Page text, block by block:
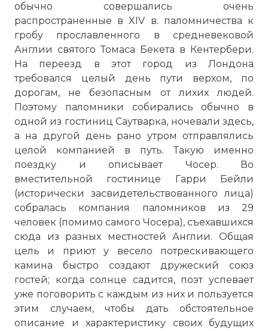
обычно совершались очень
распространенные в XIV в. паломничества к
гробу прославленного в средневековой
Англии святого Томаса Бекета в Кентербери.
На переезд в этот город из Лондона
требовался целый день пути верхом, по
дорогам, не безопасным от лихих людей.
Поэтому паломники собирались обычно в
одной из гостиниц Саутварка, ночевали здесь,
а на другой день рано утром отправлялись
целой компанией в путь. Такую именно
поездку и описывает Чосер. Во
вместительной гостинице Гарри Бейли
(исторически засвидетельствованного лица)
собралась компания паломников из 29
человек (помимо самого Чосера), съехавшихся
сюда из разных местностей Англии. Общая
цель и приют у весело потрескивающего
камина быстро создают дружеский союз
гостей; когда солнце садится, поэт успевает
уже поговорить с каждым из них и пользуется
этим случаем, чтобы дать обстоятельное
описание и характеристику своих будущих